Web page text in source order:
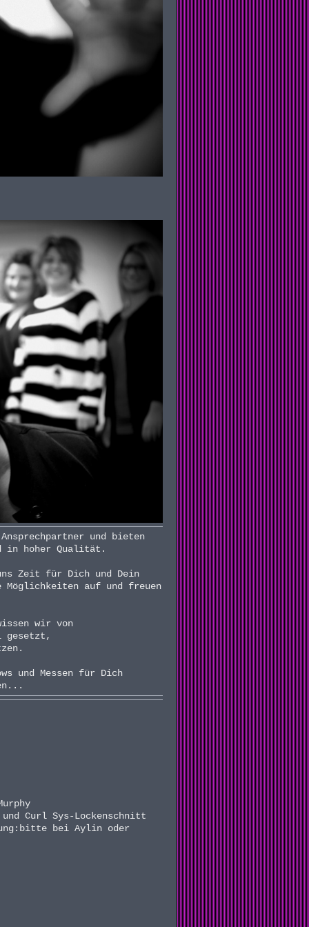
und bieten
in hoher Qualität.
uns Zeit für Dich und Dein
Möglichkeiten auf und freuen
wir von
gesetzt,
und Messen für Dich
Curl Sys-Lockenschnitt
bei Aylin oder